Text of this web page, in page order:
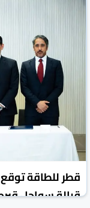
قطر للطاقة
قبالة سواحل